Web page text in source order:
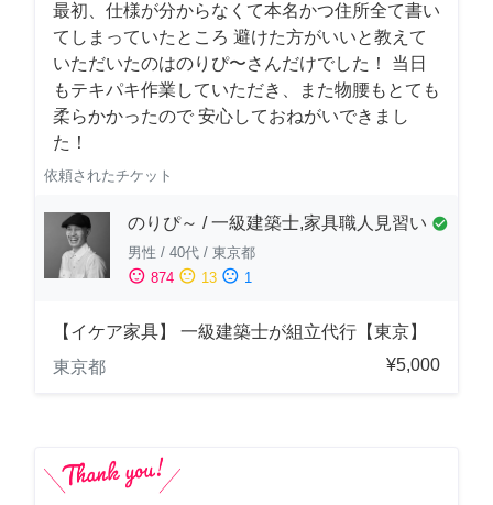
最初、仕様が分からなくて本名かつ住所全て書い
てしまっていたところ 避けた方がいいと教えて
いただいたのはのりぴ〜さんだけでした！ 当日
もテキパキ作業していただき、また物腰もとても
柔らかかったので 安心しておねがいできまし
た！
依頼されたチケット
のりぴ～ / 一級建築士,家具職人見習い check_circle
男性 / 40代 / 東京都
sentiment_satisfied 874 sentiment_neutral 13 sentiment_dissatisfied 1
【イケア家具】 一級建築士が組立代行【東京】
東京都
¥5,000